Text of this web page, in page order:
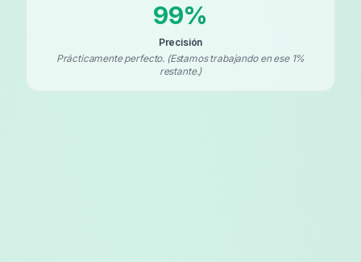
99%
Precisión
Prácticamente perfecto. (Estamos trabajando en ese 1%
restante.)